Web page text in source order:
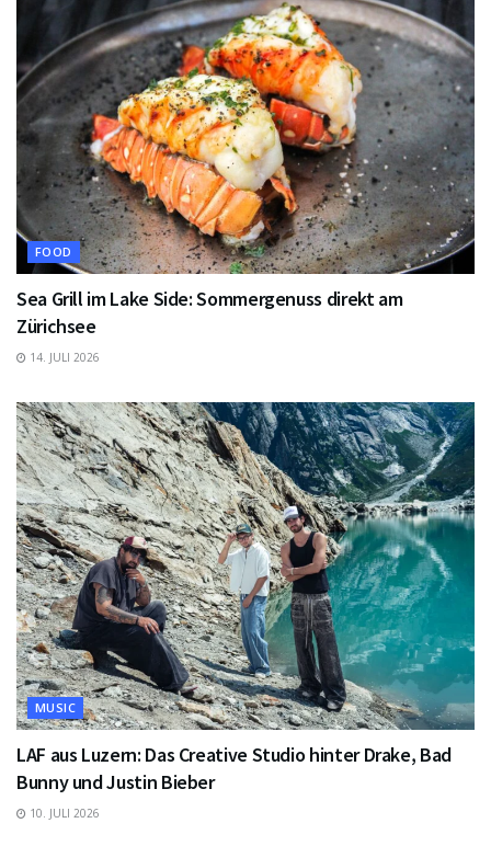
FOOD
Sea Grill im Lake Side: Sommergenuss direkt am
Zürichsee
14. JULI 2026
MUSIC
LAF aus Luzern: Das Creative Studio hinter Drake, Bad
Bunny und Justin Bieber
10. JULI 2026